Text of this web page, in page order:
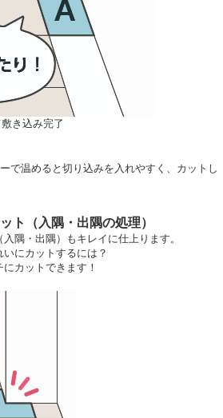
き込み完了
で温めると切り込みを入れやすく、カットし
ト（入隅・出隅の処理）
隅・出隅）もキレイに仕上ります。
にカットするには？
カットできます！